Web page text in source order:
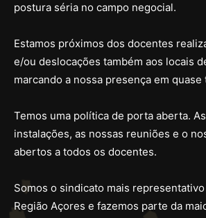
postura séria no campo negocial.
Estamos próximos dos docentes
e/ou deslocações também aos locais
marcando a nossa presença em quase
Temos uma política de porta aberta.
instalações, as nossas reuniões e o
abertos a todos os docentes.
Somos o sindicato mais
Região Açores e fazemos parte da